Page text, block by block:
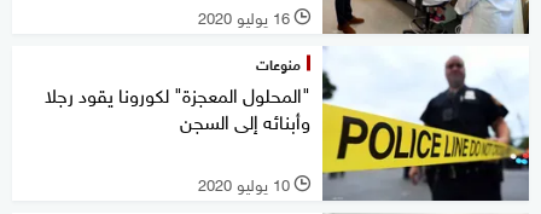
l 16 يوليو 2020
منوعات
"المحلول المعجزة" لكورونا يقود رجلا
وأبنائه إلى السجن
l 10 يوليو 2020